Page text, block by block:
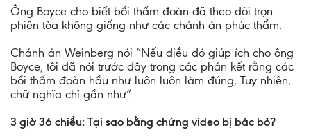
Ông Boyce cho biết bồi thẩm đoàn đã theo dõi trọn
phiên tòa không giống như các chánh án phúc thẩm.
Chánh án Weinberg nói “Nếu điều đó giúp ích cho ông
Boyce, tôi đã nói trước đây trong các phán kết rằng các
bồi thẩm đoàn hầu như luôn luôn làm đúng, Tuy nhiên,
chữ nghĩa chỉ gần như”.
3 giờ 36 chiều: Tại sao bằng chứng video bị bác bỏ?